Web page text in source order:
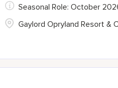
Gaylord Opryland Resort &
Seasonal Role: October